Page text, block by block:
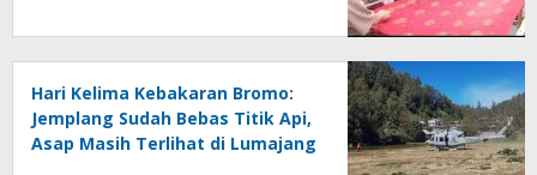
Hari Kelima Kebakaran Bromo:
Jemplang Sudah Bebas Titik Api,
Asap Masih Terlihat di Lumajang